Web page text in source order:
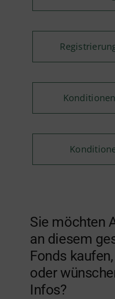
Sie möchten
an diesem
Fonds
oder
Infos?